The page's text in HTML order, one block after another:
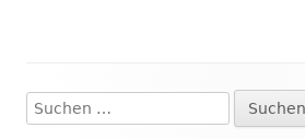
Haupt-
Suchen
nach: